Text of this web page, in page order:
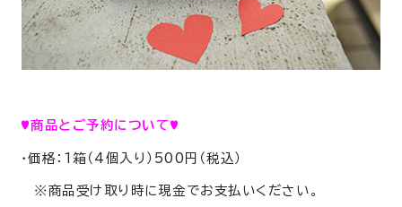
♥商品とご予約について♥
・価格：1箱（4個入り）500円（税込）
※商品受け取り時に現金でお支払いください。